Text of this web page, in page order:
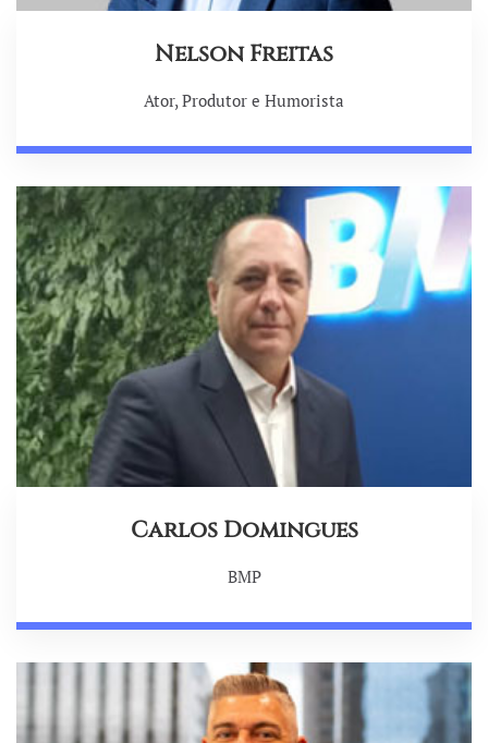
Nelson Freitas
Ator, Produtor e Humorista
Carlos Domingues
BMP